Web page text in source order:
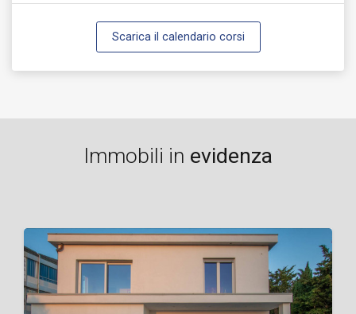
Scarica il calendario corsi
Immobili in evidenza